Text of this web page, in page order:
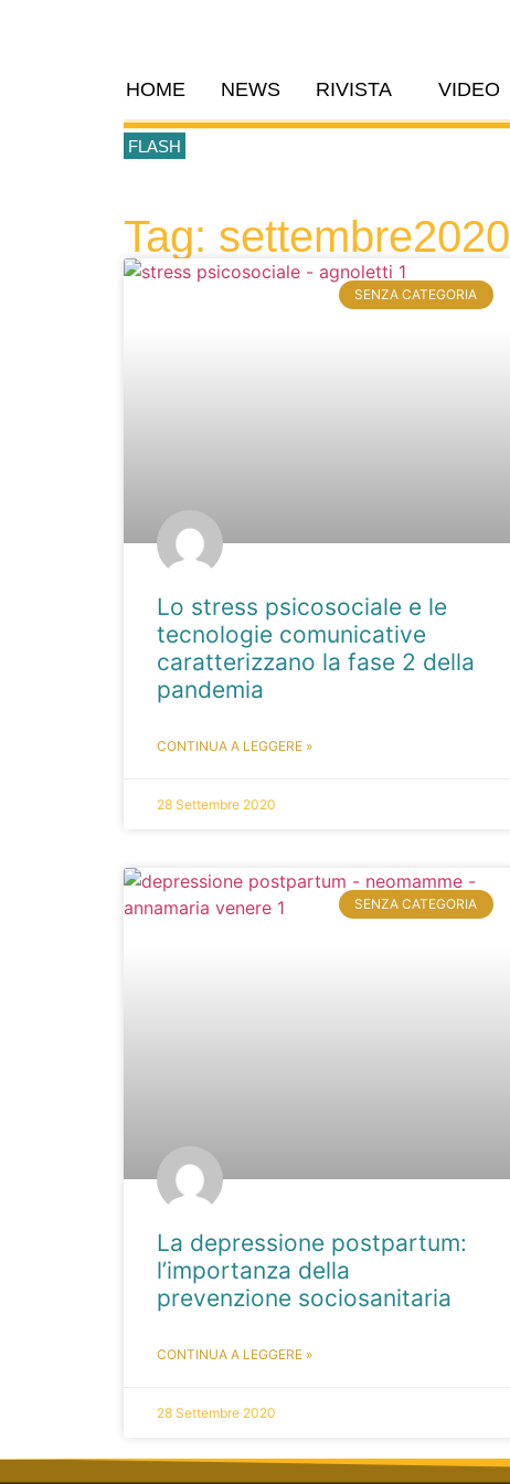
HOME NEWS RIVISTA VIDEO
FLASH
Tag: settembre2020
SENZA CATEGORIA
Lo stress psicosociale e le
tecnologie comunicative
caratterizzano la fase 2 della
pandemia
CONTINUA A LEGGERE »
28 Settembre 2020
SENZA CATEGORIA
La depressione postpartum:
l’importanza della
prevenzione sociosanitaria
CONTINUA A LEGGERE »
28 Settembre 2020